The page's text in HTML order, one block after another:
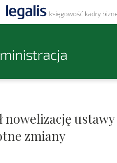
nowelizację
zmiany